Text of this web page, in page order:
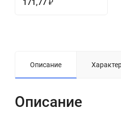
171,77 ₽
Описание
Описание